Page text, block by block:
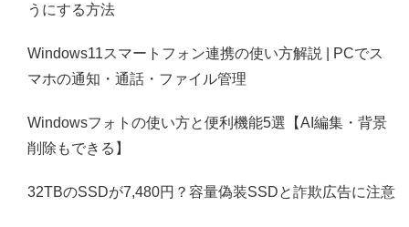
うにする方法
Windows11スマートフォン連携の使い方解説 | PCでス
マホの通知・通話・ファイル管理
Windowsフォトの使い方と便利機能5選【AI編集・背景
削除もできる】
32TBのSSDが7,480円？容量偽装SSDと詐欺広告に注意